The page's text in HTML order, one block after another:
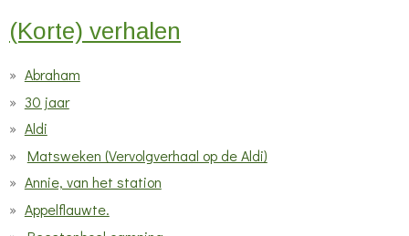
(Korte) verhalen
Abraham
30 jaar
Aldi
Matsweken (Vervolgverhaal op de Aldi)
Annie, van het station
Appelflauwte.